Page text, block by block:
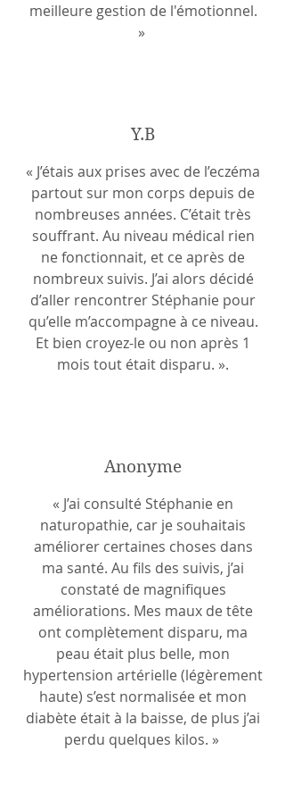
meilleure gestion de l'émotionnel.
»
Y.B
« J’étais aux prises avec de l’eczéma
partout sur mon corps depuis de
nombreuses années. C’était très
souffrant. Au niveau médical rien
ne fonctionnait, et ce après de
nombreux suivis. J’ai alors décidé
d’aller rencontrer Stéphanie pour
qu’elle m’accompagne à ce niveau.
Et bien croyez-le ou non après 1
mois tout était disparu. ».
Anonyme
« J’ai consulté Stéphanie en
naturopathie, car je souhaitais
améliorer certaines choses dans
ma santé. Au fils des suivis, j’ai
constaté de magnifiques
améliorations. Mes maux de tête
ont complètement disparu, ma
peau était plus belle, mon
hypertension artérielle (légèrement
haute) s’est normalisée et mon
diabète était à la baisse, de plus j’ai
perdu quelques kilos. »